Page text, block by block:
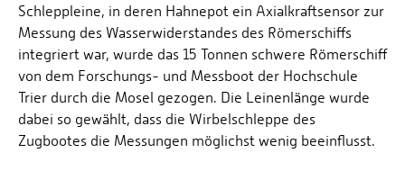
Schleppleine, in deren Hahnepot ein Axialkraftsensor zur
Messung des Wasserwiderstandes des Römerschiffs
integriert war, wurde das 15 Tonnen schwere Römerschiff
von dem Forschungs- und Messboot der Hochschule
Trier durch die Mosel gezogen. Die Leinenlänge wurde
dabei so gewählt, dass die Wirbelschleppe des
Zugbootes die Messungen möglichst wenig beeinflusst.